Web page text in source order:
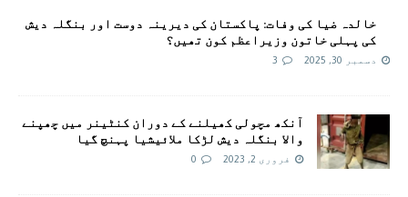
خالدہ ضیا کی وفات: پاکستان کی دیرینہ دوست اور بنگلہ دیش
کی پہلی خاتون وزیراعظم کون تھیں؟
دسمبر 30, 2025 3
آنکھ مچولی کھیلنے کے دوران کنٹینر میں چھپنے
والا بنگلہ دیش لڑکا ملائیشیا پہنچ گیا
فروری 2, 2023 0